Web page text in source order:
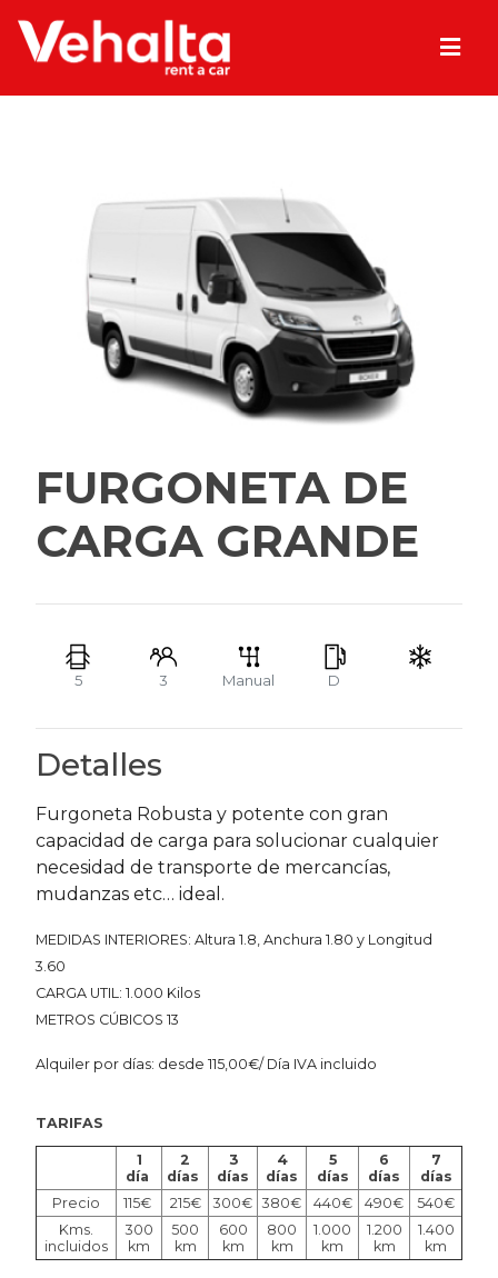
FURGONETA DE
CARGA GRANDE
5 3 Manual D
Detalles
Furgoneta Robusta y potente con gran
capacidad de carga para solucionar cualquier
necesidad de transporte de mercancías,
mudanzas etc… ideal.
MEDIDAS INTERIORES: Altura 1.8, Anchura 1.80 y Longitud
3.60
CARGA UTIL: 1.000 Kilos
METROS CÚBICOS 13
Alquiler por días: desde 115,00€/ Día IVA incluido
TARIFAS
1
día
2
días
3
días
4
días
5
días
6
días
7
días
Precio
115€ 215€ 300€ 380€ 440€ 490€
540€
Kms.
incluidos
300
km
500
km
600
km
800
km
1.000
km
1.200
km
1.400
km